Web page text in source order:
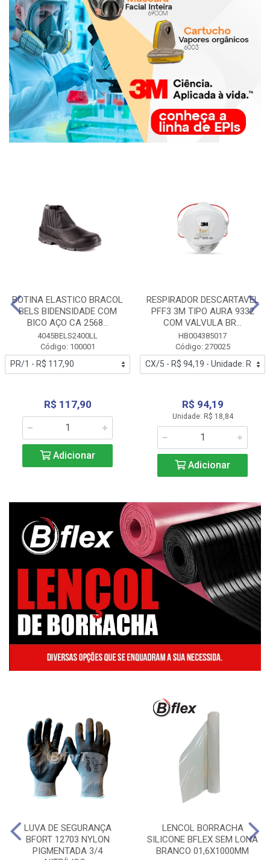
BOTINA ELASTICO BRACOL
BELS BIDENSIDADE COM
BICO AÇO CA 2568...
4045BELS2400LL
Código: 100001
R$ 117,90
Adicionar
RESPIRADOR DESCARTAVEL
PFF3 3M TIPO AURA 9332
COM VALVULA BR...
HB004385017
Código: 270025
R$ 94,19
Unidade: R$ 18,84
Adicionar
LUVA DE SEGURANÇA
BFORT 12703 NYLON
PIGMENTADA 3/4
LENCOL BORRACHA
SILICONE BFLEX SEM LONA
BRANCO 01,6X1000MM